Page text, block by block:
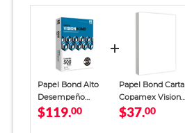
Papel Bond Alto
Desempeño
Copamex Vision
$119.00
Papel Bond Carta
Copamex Vision
Bond / Paquete
$37.00